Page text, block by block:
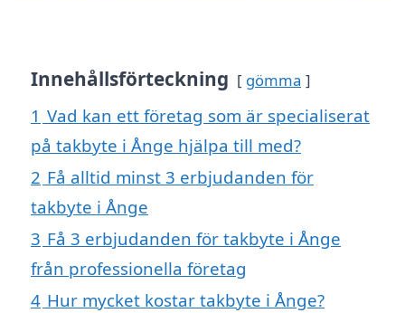
Innehållsförteckning gömma
1 Vad kan ett företag som är specialiserat
på takbyte i Ånge hjälpa till med?
2 Få alltid minst 3 erbjudanden för
takbyte i Ånge
3 Få 3 erbjudanden för takbyte i Ånge
från professionella företag
4 Hur mycket kostar takbyte i Ånge?